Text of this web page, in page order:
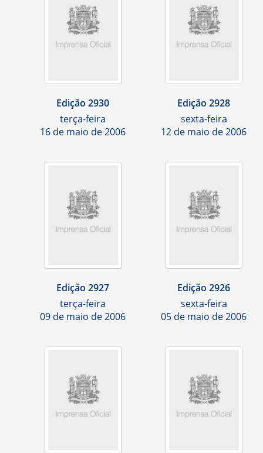
Edição 2930
terça-feira
16 de maio de 2006
Edição 2928
sexta-feira
12 de maio de 2006
Edição 2927
terça-feira
09 de maio de 2006
Edição 2926
sexta-feira
05 de maio de 2006